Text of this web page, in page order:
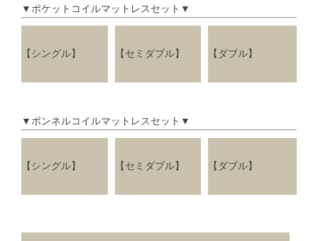
▼ポケットコイルマットレスセット▼
【シングル】 【セミダブル】 【ダブル】
▼ボンネルコイルマットレスセット▼
【シングル】 【セミダブル】 【ダブル】